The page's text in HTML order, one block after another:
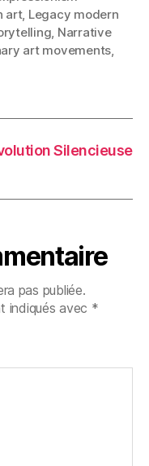
art, Legacy modern
Narrative
art movements
Silencieuse
pas publiée.
indiqués avec *